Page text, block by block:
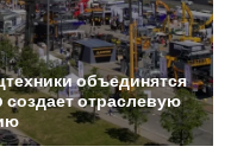
объединятся
создаетотраслевую